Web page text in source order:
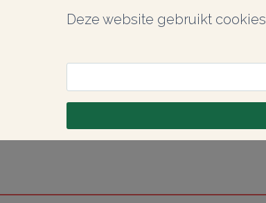
Deze website gebruikt cookies